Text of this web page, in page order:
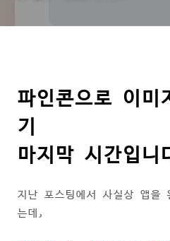
파인콘으로 이미
기
마지막 시간입니
지난 포스팅에서 사실상 앱을
는데,